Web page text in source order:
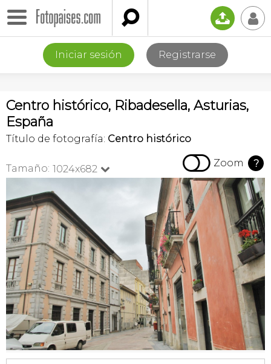
 📤 👤
Iniciar sesión Registrarse
Centro histórico, Ribadesella, Asturias,
España
Título de fotografía: Centro histórico
Tamaño: 1024x682   Zoom ?